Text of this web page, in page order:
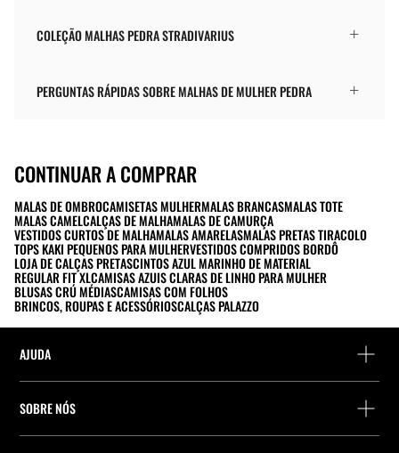
COLEÇÃO MALHAS PEDRA STRADIVARIUS
PERGUNTAS RÁPIDAS SOBRE MALHAS DE MULHER PEDRA
CONTINUAR A COMPRAR
MALAS DE OMBROCAMISETAS MULHERMALAS BRANCASMALAS TOTE
MALAS CAMELCALÇAS DE MALHAMALAS DE CAMURÇA
VESTIDOS CURTOS DE MALHAMALAS AMARELASMALAS PRETAS TIRACOLO
TOPS KAKI PEQUENOS PARA MULHERVESTIDOS COMPRIDOS BORDÔ
LOJA DE CALÇAS PRETASCINTOS AZUL MARINHO DE MATERIAL
REGULAR FIT XLCAMISAS AZUIS CLARAS DE LINHO PARA MULHER
BLUSAS CRÚ MÉDIASCAMISAS COM FOLHOS
BRINCOS, ROUPAS E ACESSÓRIOSCALÇAS PALAZZO
AJUDA
Localiza a tua encomenda
SOBRE NÓS